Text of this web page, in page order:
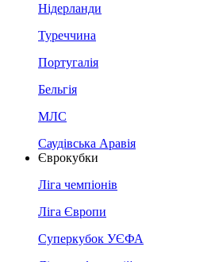
Нідерланди
Туреччина
Португалія
Бельгія
МЛС
Саудівська Аравія
Єврокубки
Ліга чемпіонів
Ліга Європи
Суперкубок УЄФА